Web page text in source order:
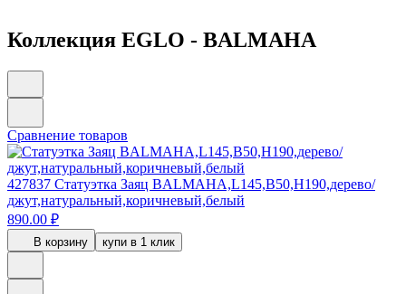
Коллекция EGLO - BALMAHA
Сравнение товаров
427837 Статуэтка Заяц BALMAHA,L145,B50,H190,дерево/
джут,натуральный,коричневый,белый
890.00 ₽
В корзину купи в 1 клик